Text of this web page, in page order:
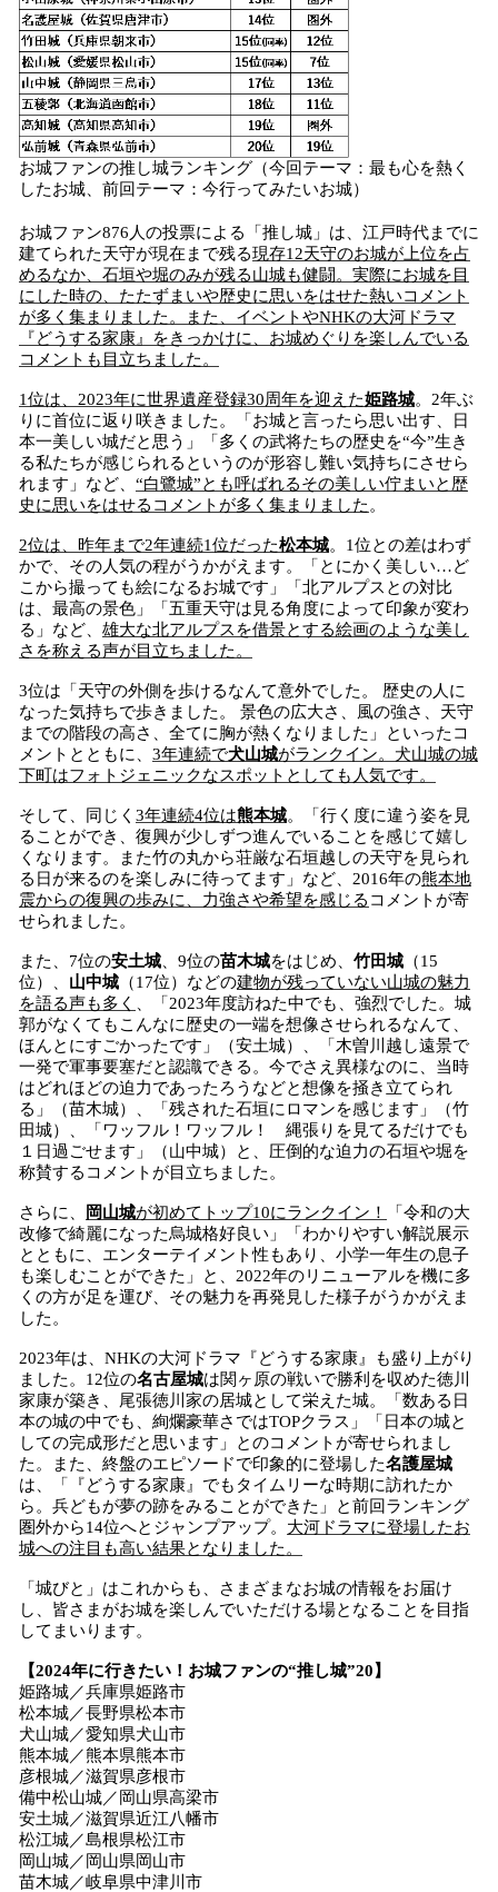
お城ファンの推し城ランキング（今回テーマ：最も心を熱く
したお城、前回テーマ：今行ってみたいお城）
お城ファン876人の投票による「推し城」は、江戸時代までに
建てられた天守が現在まで残る現存12天守のお城が上位を占
めるなか、石垣や堀のみが残る山城も健闘。実際にお城を目
にした時の、たたずまいや歴史に思いをはせた熱いコメント
が多く集まりました。また、イベントやNHKの大河ドラマ
『どうする家康』をきっかけに、お城めぐりを楽しんでいる
コメントも目立ちました。
1位は、2023年に世界遺産登録30周年を迎えた姫路城。2年ぶ
りに首位に返り咲きました。「お城と言ったら思い出す、日
本一美しい城だと思う」「多くの武将たちの歴史を“今”生き
る私たちが感じられるというのが形容し難い気持ちにさせら
れます」など、 “白鷺城”とも呼ばれるその美しい佇まいと歴
史に思いをはせるコメントが多く集まりました 。
2位は、昨年まで2年連続1位だった松本城。1位との差はわず
かで、その人気の程がうかがえます。「とにかく美しい…ど
こから撮っても絵になるお城です」「北アルプスとの対比
は、最高の景色」「五重天守は見る角度によって印象が変わ
る」など、 雄大な北アルプスを借景とする絵画のような美し
さを称える声が目立ちました。
3位は「天守の外側を歩けるなんて意外でした。 歴史の人に
なった気持ちで歩きました。 景色の広大さ、風の強さ、天守
までの階段の高さ、全てに胸が熱くなりました」といったコ
メントとともに、 3年連続で犬山城がランクイン。犬山城の城
下町はフォトジェニックなスポットとしても人気です。
そして、同じく 3年連続4位は熊本城。「行く度に違う姿を見
ることができ、復興が少しずつ進んでいることを感じて嬉し
くなります。また竹の丸から荘厳な石垣越しの天守を見られ
る日が来るのを楽しみに待ってます」など、2016年の熊本地
震からの復興の歩みに、力強さや希望を感じる コメントが寄
せられました。
また、7位の安土城 、9位の苗木城をはじめ、 竹田城 （15
位）、 山中城 （17位）などの建物が残っていない山城の魅力
を語る声も多く
、「2023年度訪ねた中でも、強烈でした。城
郭がなくてもこんなに歴史の一端を想像させられるなんて、
ほんとにすごかったです」（安土城）、「木曽川越し遠景で
一発で軍事要塞だと認識できる。今でさえ異様なのに、当時
はどれほどの迫力であったろうなどと想像を掻き立てられ
る」（苗木城）、「残された石垣にロマンを感じます」（竹
田城）、「ワッフル！ワッフル！ 縄張りを見てるだけでも
１日過ごせます」（山中城）と、圧倒的な迫力の石垣や堀を
称賛するコメントが目立ちました。
さらに、 岡山城が初めてトップ10にランクイン！
「令和の大
改修で綺麗になった烏城格好良い」「わかりやすい解説展示
とともに、エンターテイメント性もあり、小学一年生の息子
も楽しむことができた」と、2022年のリニューアルを機に多
くの方が足を運び、その魅力を再発見した様子がうかがえま
した。
2023年は、NHKの大河ドラマ『どうする家康』も盛り上がり
ました。12位の名古屋城は関ヶ原の戦いで勝利を収めた徳川
家康が築き、尾張徳川家の居城として栄えた城。「数ある日
本の城の中でも、絢爛豪華さではTOPクラス」「日本の城と
しての完成形だと思います」とのコメントが寄せられまし
た。また、終盤のエピソードで印象的に登場した名護屋城
は、「『どうする家康』でもタイムリーな時期に訪れたか
ら。兵どもが夢の跡をみることができた」と前回ランキング
圏外から14位へとジャンプアップ。 大河ドラマに登場したお
城への注目も高い結果となりました。
「城びと」はこれからも、さまざまなお城の情報をお届け
し、皆さまがお城を楽しんでいただける場となることを目指
してまいります。
【2024年に行きたい！お城ファンの“推し城”20】
姫路城／兵庫県姫路市
松本城／長野県松本市
犬山城／愛知県犬山市
熊本城／熊本県熊本市
彦根城／滋賀県彦根市
備中松山城／岡山県高梁市
安土城／滋賀県近江八幡市
松江城／島根県松江市
岡山城／岡山県岡山市
苗木城／岐阜県中津川市